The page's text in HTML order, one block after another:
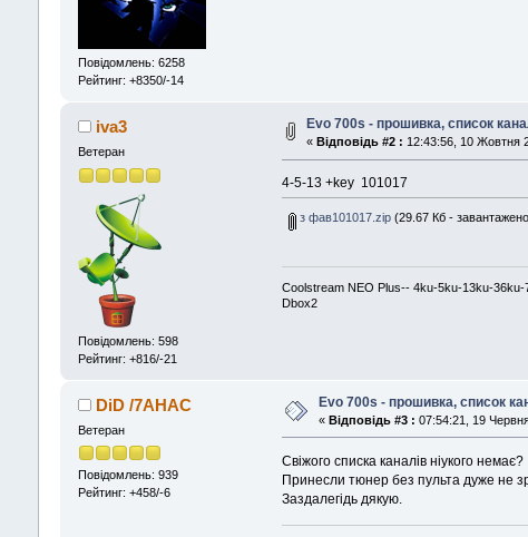
Повідомлень: 6258
Рейтинг: +8350/-14
iva3
Ветеран
Повідомлень: 598
Рейтинг: +816/-21
Evo 700s - прошивка, список
« Відповідь #2 : 12:43:56, 10 Жовтня
4-5-13 +key 101017
з фав101017.zip(29.67 Кб - завантажено
Coolstream NEO Plus-- 4ku-5ku-13ku-
Dbox2
DiD /7AHAC
Ветеран
Повідомлень: 939
Рейтинг: +458/-6
Evo 700s - прошивка, список
« Відповідь #3 : 07:54:21, 19
Свіжого списка каналів ніукого немає?
Принесли тюнер без пульта дуже не
Заздалегідь дякую.